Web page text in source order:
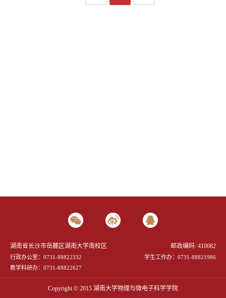
湖南省长沙市岳麓区湖南大学南校区 邮政编码: 410082
行政办公室：0731-88822332
学生工作办：0731-88821986
教学科研办：0731-88822627
Copyright © 2015 湖南大学物理与微电子科学学院